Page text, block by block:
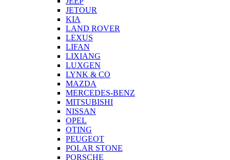
JETOUR
KIA
LAND ROVER
LEXUS
LIFAN
LIXIANG
LUXGEN
LYNK & CO
MAZDA
MERCEDES-BENZ
MITSUBISHI
NISSAN
OPEL
OTING
PEUGEOT
POLAR STONE
PORSCHE